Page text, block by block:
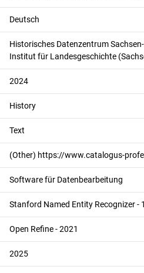
Deutsch
Historisches Datenzentrum
Institut für Landesgeschichte
2024
History
Text
(Other) https://www.catalogus-
Software für Datenbearbeitung
Stanford Named Entity Recognizer -
Open Refine - 2021
2025